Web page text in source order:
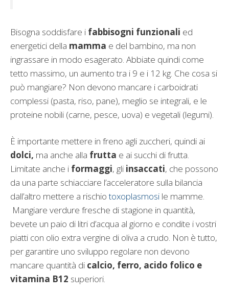
Bisogna soddisfare i fabbisogni funzionali ed
energetici della mamma e del bambino, ma non
ingrassare in modo esagerato. Abbiate quindi come
tetto massimo, un aumento tra i 9 e i 12 kg. Che cosa si
può mangiare? Non devono mancare i carboidrati
complessi (pasta, riso, pane), meglio se integrali, e le
proteine nobili (carne, pesce, uova) e vegetali (legumi).
È importante mettere in freno agli zuccheri, quindi ai
dolci, ma anche alla frutta e ai succhi di frutta.
Limitate anche i formaggi, gli insaccati, che possono
da una parte schiacciare l’acceleratore sulla bilancia
dall’altro mettere a rischiotoxoplasmosi le mamme.
Mangiare verdure fresche di stagione in quantità,
bevete un paio di litri d’acqua al giorno e condite i vostri
piatti con olio extra vergine di oliva a crudo. Non è tutto,
per garantire uno sviluppo regolare non devono
mancare quantità di calcio, ferro, acido folico e
vitamina B12 superiori.